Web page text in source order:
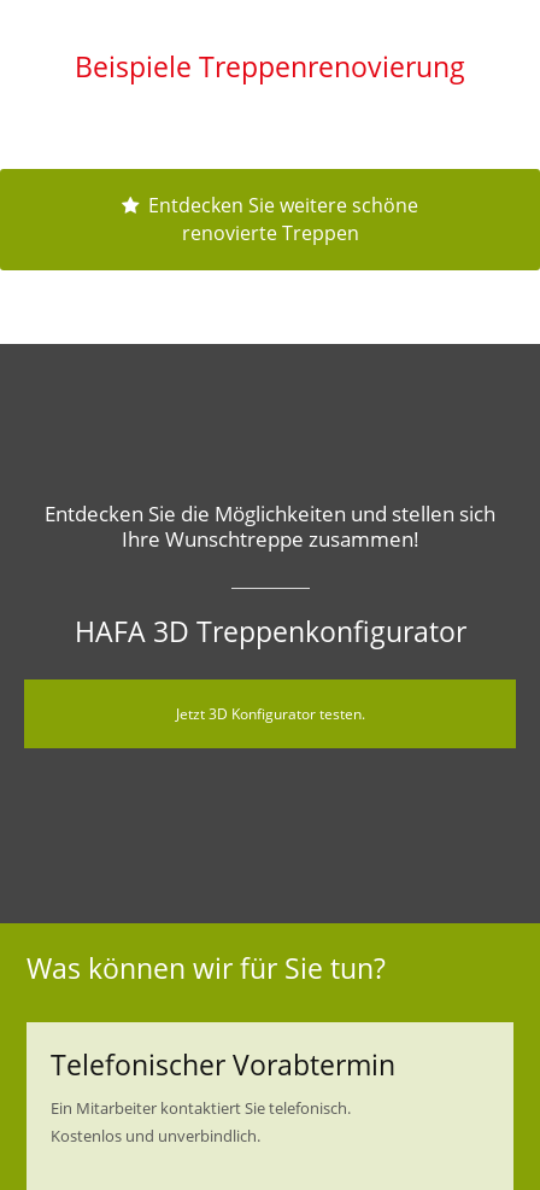
Beispiele Treppenrenovierung
Entdecken Sie weitere schöne
renovierte Treppen
Entdecken Sie die Möglichkeiten und stellen sich
Ihre Wunschtreppe zusammen!
HAFA 3D Treppenkonfigurator
Jetzt 3D Konfigurator testen.
Was können wir für Sie tun?
Telefonischer Vorabtermin
Ein Mitarbeiter kontaktiert Sie telefonisch.
Kostenlos und unverbindlich.